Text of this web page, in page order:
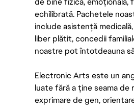
echilibrată. Pachetele
include asistență
liber plătit, concedii
noastre pot întotdeauna
Electronic Arts este un
luate fără a ține seama de
exprimare de gen,